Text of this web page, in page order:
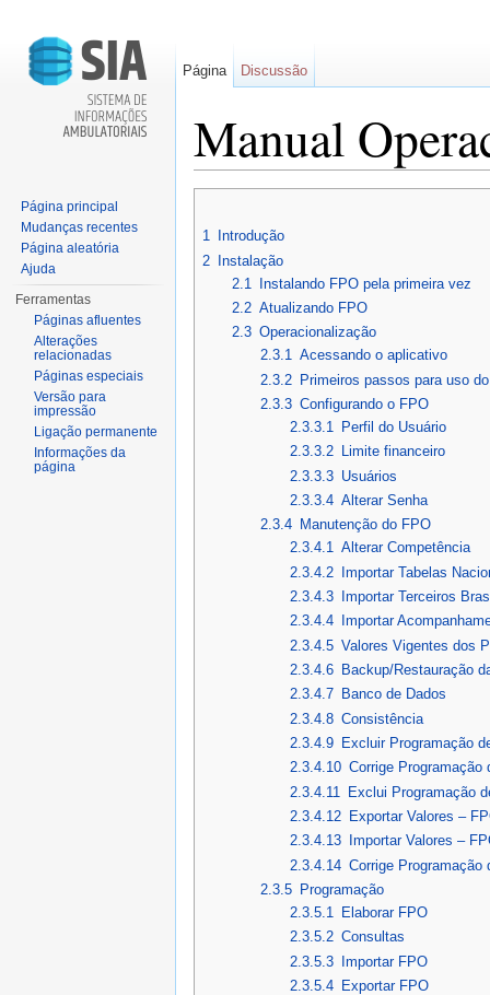
Manual
1
Introdução
2
Instalação
2.1
Instalando FPO pela primeira vez
2.2 Atualizando FPO
2.3 Operacionalização
2.3.1 Acessando o aplicativo
2.3.2 Primeiros passos para uso
2.3.3 Configurando o FPO
2.3.3.1
Perfil do Usuário
2.3.3.2
Limite financeiro
2.3.3.3 Usuários
2.3.3.4 Alterar Senha
2.3.4 Manutenção do FPO
2.3.4.1 Alterar Competência
2.3.4.2 Importar Tabelas
2.3.4.3
Importar Terceiros
2.3.4.4
Importar
2.3.4.5 Valores Vigentes dos
2.3.4.6
Backup/Restauração
2.3.4.7
Banco de Dados
2.3.4.8 Consistência
2.3.4.9
Excluir Programação
2.3.4.10 Corrige
2.3.4.11
Exclui Programação
2.3.4.12
Exportar Valores –
2.3.4.13
Importar Valores –
2.3.4.14 Corrige Programação
2.3.5 Programação
2.3.5.1
Elaborar FPO
2.3.5.2 Consultas
2.3.5.3 Importar FPO
2.3.5.4
Exportar FPO
Página Discussão
Página principal
Mudanças recentes
Página aleatória
Ajuda
Ferramentas
Páginas afluentes
Alterações
relacionadas
Páginas especiais
Versão para
impressão
Ligação permanente
Informações da
página